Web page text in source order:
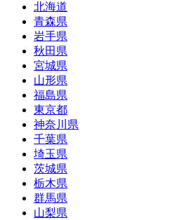
北海道
青森県
岩手県
秋田県
宮城県
山形県
福島県
東京都
神奈川県
千葉県
埼玉県
茨城県
栃木県
群馬県
山梨県